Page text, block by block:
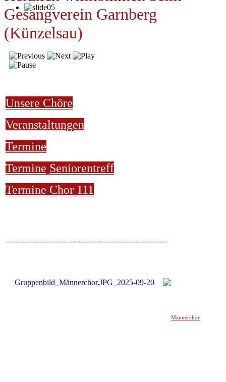
Gesangverein Garnberg
(Künzelsau)
Unsere Chöre
Veranstaltungen
Termine
Termine Seniorentreff
Termine Chor 111
----------------------------------------------------------------
Männerchor